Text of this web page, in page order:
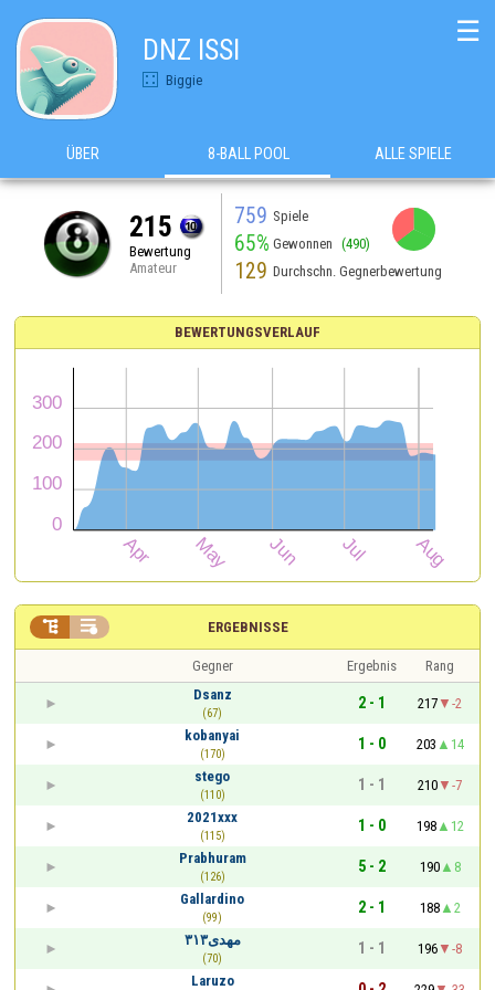
DNZ ISSI
Biggie
☰
ÜBER 8-BALL POOL ALLE SPIELE
215
Bewertung
Amateur
759 Spiele
65% Gewonnen (490)
129 Durchschn. Gegnerbewertung
BEWERTUNGSVERLAUF
ERGEBNISSE
 
Gegner Ergebnis
Rang
Dsanz
(67)
2 - 1 217
-2
kobanyai
(170)
1 - 0 203
14
stego
(110)
1 - 1 210
-7
2021xxx
(115)
1 - 0 198
12
Prabhuram
(126)
5 - 2 190
8
Gallardino
(99)
2 - 1 188
2
۳۱۳مهدی
(70)
1 - 1 196
-8
Laruzo